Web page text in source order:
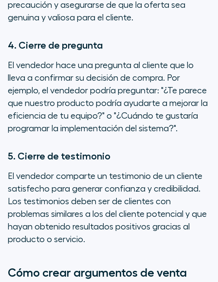
precaución y asegurarse de que la oferta sea
genuina y valiosa para el cliente.
4. Cierre de pregunta
El vendedor hace una pregunta al cliente que lo
lleva a confirmar su decisión de compra. Por
ejemplo, el vendedor podría preguntar: "¿Te parece
que nuestro producto podría ayudarte a mejorar la
eficiencia de tu equipo?" o "¿Cuándo te gustaría
programar la implementación del sistema?".
5. Cierre de testimonio
El vendedor comparte un testimonio de un cliente
satisfecho para generar confianza y credibilidad.
Los testimonios deben ser de clientes con
problemas similares a los del cliente potencial y que
hayan obtenido resultados positivos gracias al
producto o servicio.
Cómo crear argumentos de venta